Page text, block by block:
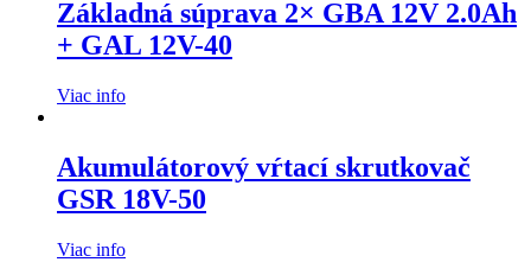
Základná súprava 2× GBA 12V 2.0Ah
+ GAL 12V-40
Viac info
Akumulátorový vŕtací skrutkovač
GSR 18V-50
Viac info